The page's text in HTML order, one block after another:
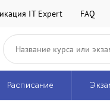
IT Expert FAQ
Расписание